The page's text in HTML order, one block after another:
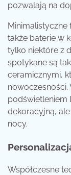
pozwalają na
także baterie w
tylko niektóre z
spotykane są
ceramicznymi,
nowoczesności.
podświetleniem
dekoracyjną, ale
nocy.
Współczesne